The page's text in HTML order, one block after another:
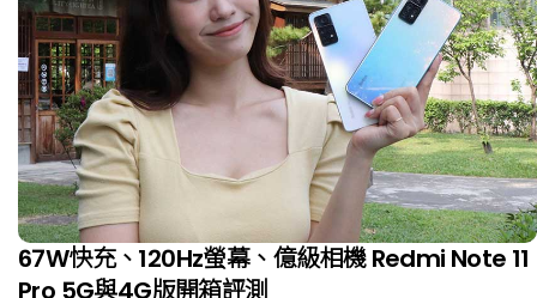
67W快充、120Hz螢幕、億級相機 Redmi Note 11
Pro 5G與4G版開箱評測